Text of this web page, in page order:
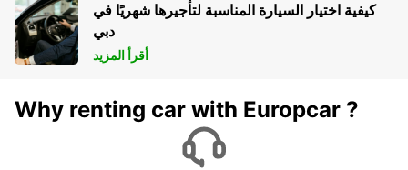
كيفية اختيار السيارة المناسبة لتأجيرها شهريًا في
دبي
أقرأ المزيد
Why renting car with Europcar ?